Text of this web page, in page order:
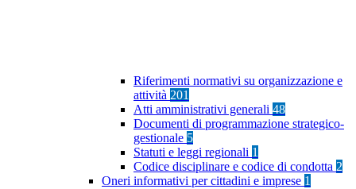
Riferimenti normativi su organizzazione e
attività 201
Atti amministrativi generali 48
Documenti di programmazione strategico-
gestionale 5
Statuti e leggi regionali 1
Codice disciplinare e codice di condotta 2
Oneri informativi per cittadini e imprese 1